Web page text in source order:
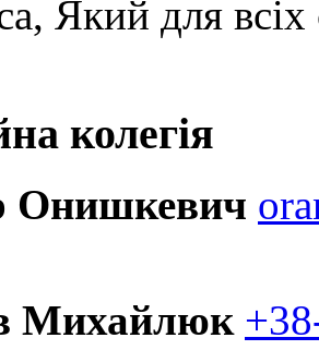
Який для
колегія
Онишкевич
Михайлюк